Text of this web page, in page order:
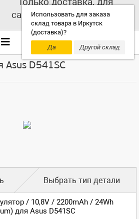
Использовать для заказа
склад товара в Иркутск
(доставка)?
Да
Другой склад
самовывоза выбирайте
другой склад!
Asus D541SC
Выбрать тип детали
/ 10,8V / 2200mAh / 24Wh
для Asus D541SC